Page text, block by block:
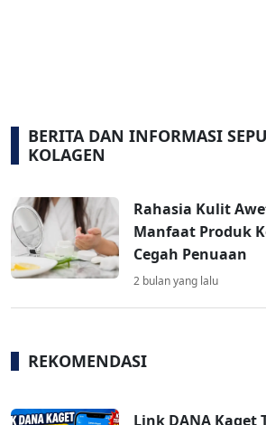
BERITA DAN INFORMASI
KOLAGEN
Rahasia Kulit
Manfaat Produk
Cegah Penuaan
2 bulan yang lalu
REKOMENDASI
Link DANA Kaget